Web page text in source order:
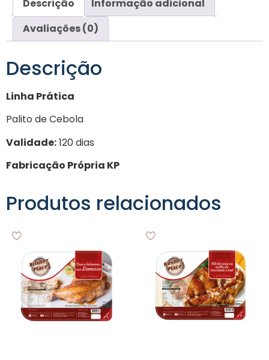
Descrição
Informação adicional
Avaliações (0)
Descrição
Linha Prática
Palito de Cebola
Validade:120 dias
Fabricação Própria KP
Produtos relacionados